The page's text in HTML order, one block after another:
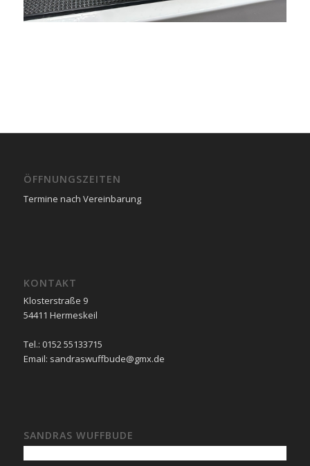
ÖFFNUNGSZEITEN
Termine nach Vereinbarung
KONTAKT
Klosterstraße 9
54411 Hermeskeil
Tel.: 0152 55133715
Email: sandraswuffbude@gmx.de
SANDRAS WUFFBUDE